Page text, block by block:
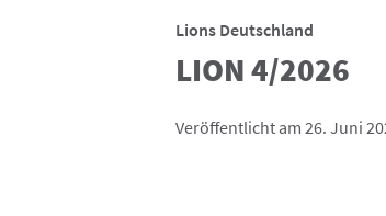
Lions Deutschland
LION 4/2026
Veröffentlicht am 26. Juni